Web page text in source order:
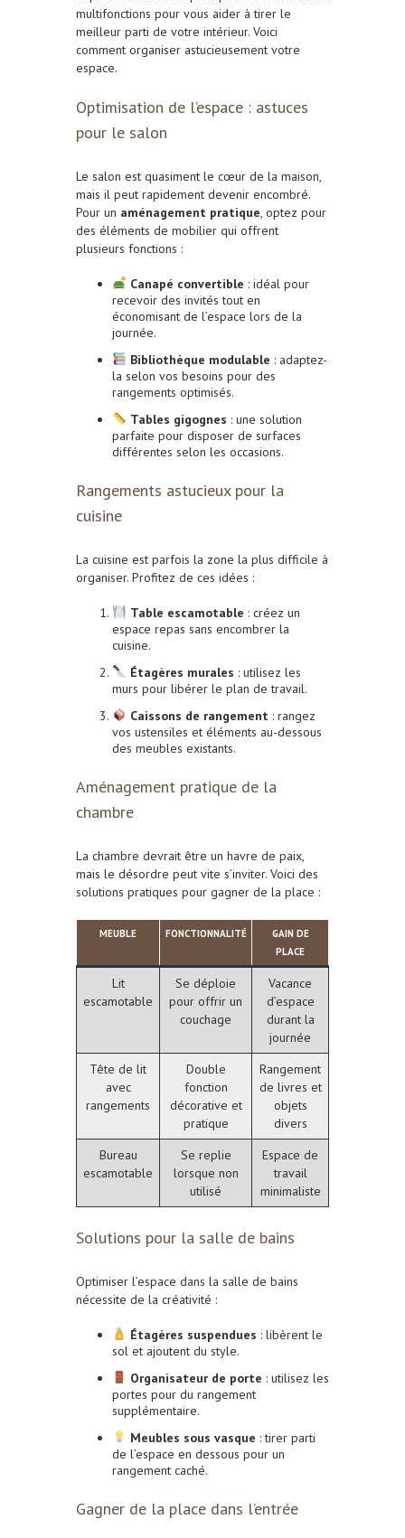
multifonctions pour vous aider à tirer le
meilleur parti de votre intérieur. Voici
comment organiser astucieusement votre
espace.
Optimisation de l’espace : astuces
pour le salon
Le salon est quasiment le cœur de la maison,
mais il peut rapidement devenir encombré.
Pour un aménagement pratique, optez pour
des éléments de mobilier qui offrent
plusieurs fonctions :
Canapé convertible : idéal pour
recevoir des invités tout en
économisant de l’espace lors de la
journée.
Bibliothèque modulable : adaptez-
la selon vos besoins pour des
rangements optimisés.
Tables gigognes : une solution
parfaite pour disposer de surfaces
différentes selon les occasions.
Rangements astucieux pour la
cuisine
La cuisine est parfois la zone la plus difficile à
organiser. Profitez de ces idées :
Table escamotable : créez un
espace repas sans encombrer la
cuisine.
Étagères murales : utilisez les
murs pour libérer le plan de travail.
Caissons de rangement : rangez
vos ustensiles et éléments au-dessous
des meubles existants.
Aménagement pratique de la
chambre
La chambre devrait être un havre de paix,
mais le désordre peut vite s’inviter. Voici des
solutions pratiques pour gagner de la place :
MEUBLE FONCTIONNALITÉ
GAIN DE
PLACE
Lit
escamotable
Se déploie
pour offrir un
couchage
Vacance
d’espace
durant la
journée
Tête de lit
avec
rangements
Double
fonction
décorative et
pratique
Rangement
de livres et
objets
divers
Bureau
escamotable
Se replie
lorsque non
utilisé
Espace de
travail
minimaliste
Solutions pour la salle de bains
Optimiser l’espace dans la salle de bains
nécessite de la créativité :
Étagères suspendues : libèrent le
sol et ajoutent du style.
Organisateur de porte : utilisez les
portes pour du rangement
supplémentaire.
Meubles sous vasque : tirer parti
de l’espace en dessous pour un
rangement caché.
Gagner de la place dans l’entrée